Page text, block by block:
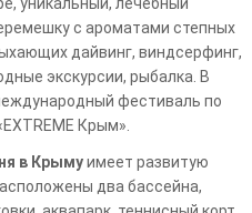
уникальный, лечебный
с ароматами степных
дайвинг, виндсерфинг,
экскурсии, рыбалка. В
фестиваль по
Крым».
в Крымуимеет развитую
два бассейна,